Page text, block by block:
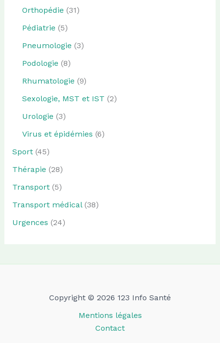
Orthopédie (31)
Pédiatrie (5)
Pneumologie (3)
Podologie (8)
Rhumatologie (9)
Sexologie, MST et IST (2)
Urologie (3)
Virus et épidémies (6)
Sport(45)
Thérapie (28)
Transport(5)
Transport médical(38)
Urgences (24)
Copyright © 2026 123 Info Santé
Mentions légales
Contact